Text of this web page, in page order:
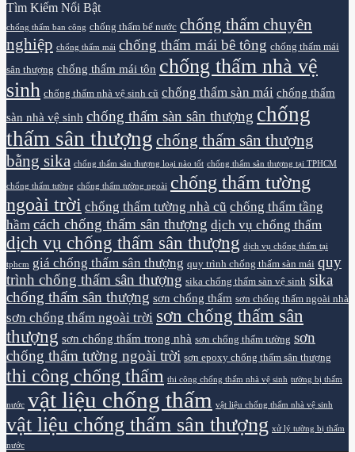
Tìm Kiếm Nổi Bật
chống thấm ban công chống thấm bể nước chống thấm chuyên
nghiệp chống thấm mái chống thấm mái bê tông chống thấm mái
sân thượng chống thấm mái tôn chống thấm nhà vệ
sinh chống thấm nhà vệ sinh cũ chống thấm sàn mái chống thấm
sàn nhà vệ sinh chống thấm sàn sân thượng chống
thấm sân thượng chống thấm sân thượng
bằng sika chống thấm sân thượng loại nào tốt chống thấm sân thượng tại TPHCM
chống thấm tường chống thấm tường ngoài chống thấm tường
ngoài trời chống thấm tường nhà cũ chống thấm tầng
hầm cách chống thấm sân thượng dịch vụ chống thấm
dịch vụ chống thấm sân thượng dịch vụ chống thấm tại
tphcm giá chống thấm sân thượng quy trình chống thấm sàn mái quy
trình chống thấm sân thượng sika chống thấm sàn vệ sinh sika
chống thấm sân thượng sơn chống thấm sơn chống thấm ngoài nhà
sơn chống thấm ngoài trời sơn chống thấm sân
thượng sơn chống thấm trong nhà sơn chống thấm tường sơn
chống thấm tường ngoài trời sơn epoxy chống thấm sân thượng
thi công chống thấm thi công chống thấm nhà vệ sinh tường bị thấm
nước vật liệu chống thấm vật liệu chống thấm nhà vệ sinh
vật liệu chống thấm sân thượng xử lý tường bị thấm
nước